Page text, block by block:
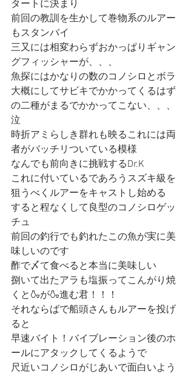
タートに決まり
前回の教訓を生かして巻物系のルアー
もスタンバイ
三又には相変わらずおかっぱりギャン
グフィッシャーが、、、
魚探にはかなりの数のコノシロとボラ
大概にしてサビキでかかってくるはず
の二種がまるでかかってこない、、、
泣
時折アミらしき群れも映るこれには両
者がバッチリついている模様
なんでも前向きに挑戦するDr.K
これに付いているであろうスズキ級を
狙うべくルアーをキャストし始める
すると程なくして良型のコノシロゲッ
チュ
前回の釣行でも釣れたこの魚が実に美
味しいのです
酢で〆て食べると本当に美味しい
捌いて出たアラも塩振ってこんがり焼
くと🍶が🍶進む君！！！
それならばで船頭さんもルアーを投げ
ると
早速バイト！バイブレーション後のホ
ールにアタックしてくるようで
尺近いコノシロがじあいで面白いよう